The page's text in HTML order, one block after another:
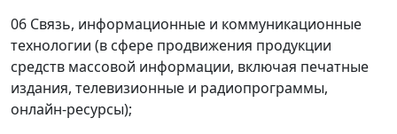
06 Связь, информационные и коммуникационные
технологии (в сфере продвижения продукции
средств массовой информации, включая печатные
издания, телевизионные и радиопрограммы,
онлайн-ресурсы);